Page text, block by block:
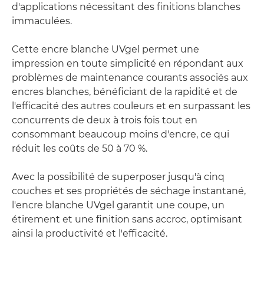
d'applications nécessitant des finitions blanches
immaculées.
Cette encre blanche UVgel permet une
impression en toute simplicité en répondant aux
problèmes de maintenance courants associés aux
encres blanches, bénéficiant de la rapidité et de
l'efficacité des autres couleurs et en surpassant les
concurrents de deux à trois fois tout en
consommant beaucoup moins d'encre, ce qui
réduit les coûts de 50 à 70 %.
Avec la possibilité de superposer jusqu'à cinq
couches et ses propriétés de séchage instantané,
l'encre blanche UVgel garantit une coupe, un
étirement et une finition sans accroc, optimisant
ainsi la productivité et l'efficacité.